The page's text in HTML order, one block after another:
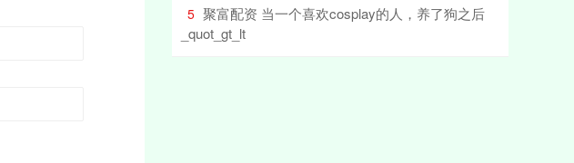
5 ​聚富配资 当一个喜欢cosplay的人，养了狗之后
_quot_gt_lt